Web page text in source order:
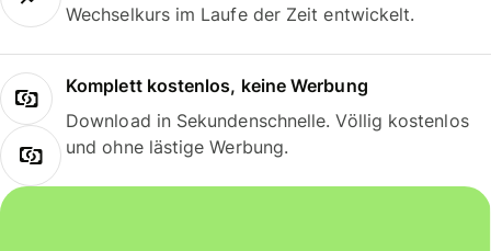
Wechselkurs im Laufe der Zeit entwickelt.
Komplett kostenlos, keine Werbung
Download in Sekundenschnelle. Völlig kostenlos
und ohne lästige Werbung.